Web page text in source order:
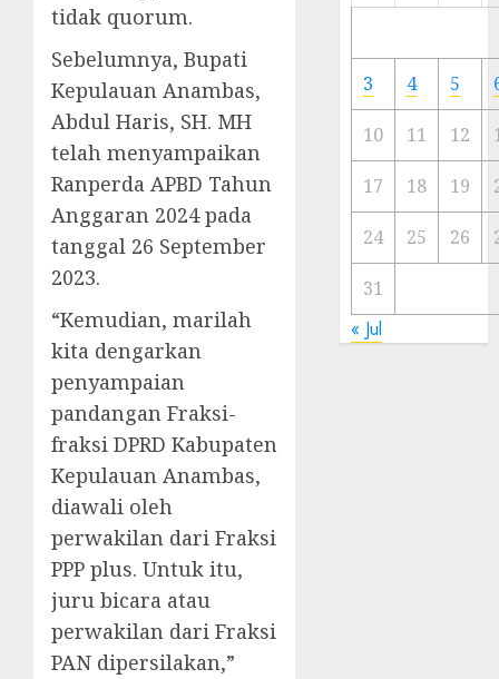
tidak quorum.
Sebelumnya, Bupati
Kepulauan Anambas,
Abdul Haris, SH. MH
telah menyampaikan
Ranperda APBD Tahun
Anggaran 2024 pada
tanggal 26 September
2023.
“Kemudian, marilah
kita dengarkan
penyampaian
pandangan Fraksi-
fraksi DPRD Kabupaten
Kepulauan Anambas,
diawali oleh
perwakilan dari Fraksi
PPP plus. Untuk itu,
juru bicara atau
perwakilan dari Fraksi
PAN dipersilakan,”
Ibu
Kota
23/11/
3 4 5
10 11 12
17 18 19
24 25 26
31
« Jul